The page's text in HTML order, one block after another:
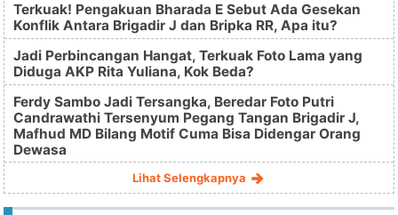
Terkuak! Pengakuan Bharada E Sebut Ada Gesekan
Konflik Antara Brigadir J dan Bripka RR, Apa itu?
Jadi Perbincangan Hangat, Terkuak Foto Lama yang
Diduga AKP Rita Yuliana, Kok Beda?
Ferdy Sambo Jadi Tersangka, Beredar Foto Putri
Candrawathi Tersenyum Pegang Tangan Brigadir J,
Mafhud MD Bilang Motif Cuma Bisa Didengar Orang
Dewasa
Lihat Selengkapnya